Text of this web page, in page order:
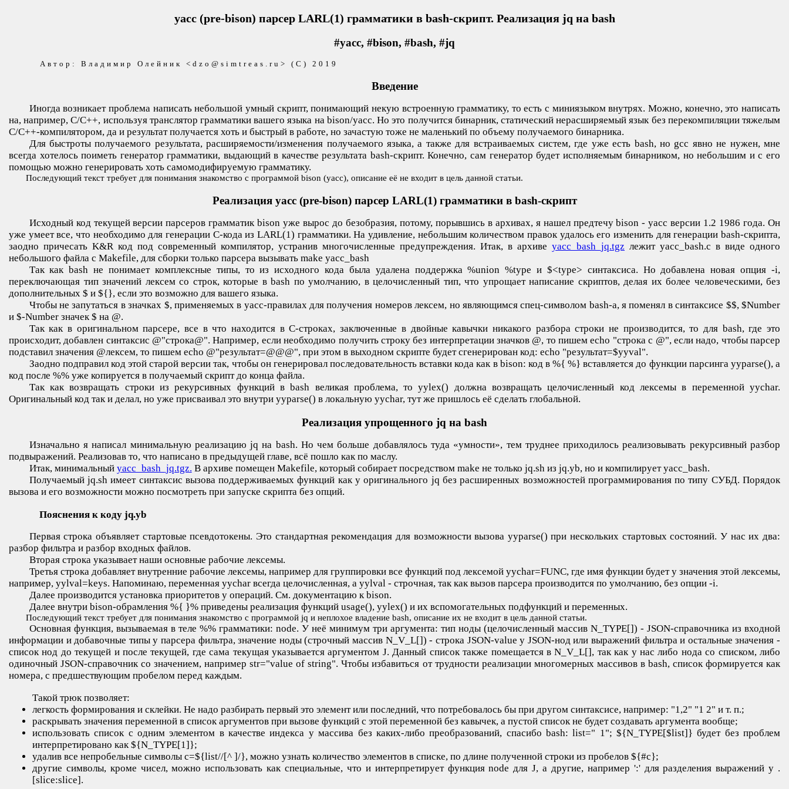
yacc (pre-bison) парсер LARL(1) грамматики в bash-скрипт. Реализация jq на bash
#yacc, #bison, #bash, #jq
Автор: Владимир Олейник <dzo@simtreas.ru> (C) 2019
Введение
Иногда возникает проблема написать небольшой умный скрипт, понимающий некую встроенную грамматику, то есть с миниязыком внутрях. Можно, конечно, это написать
на, например, C/C++, используя транслятор грамматики вашего языка на bison/yacc. Но это получится бинарник, статический нерасширяемый язык без перекомпиляции тяжелым
C/C++-компилятором, да и результат получается хоть и быстрый в работе, но зачастую тоже не маленький по объему получаемого бинарника.
Для быстроты получаемого результата, расширяемости/изменения получаемого языка, а также для встраиваемых систем, где уже есть bash, но gcc явно не нужен, мне
всегда хотелось поиметь генератор грамматики, выдающий в качестве результата bash-скрипт. Конечно, сам генератор будет исполняемым бинарником, но небольшим и с его
помощью можно генерировать хоть самомодифируемую грамматику.
Последующий текст требует для понимания знакомство с программой bison (yacc), описание её не входит в цель данной статьи.
Реализация yacc (pre-bison) парсер LARL(1) грамматики в bash-скрипт
Исходный код текущей версии парсеров грамматик bison уже вырос до безобразия, потому, порывшись в архивах, я нашел предтечу bison - yacc версии 1.2 1986 года. Он
уже умеет все, что необходимо для генерации C-кода из LARL(1) грамматики. На удивление, небольшим количеством правок удалось его изменить для генерации bash-скрипта,
заодно причесать K&R код под современный компилятор, устранив многочисленные предупреждения. Итак, в архиве yacc_bash_jq.tgz лежит yacc_bash.c в виде одного
небольшого файла с Makefile, для сборки только парсера вызывать make yacc_bash
Так как bash не понимает комплексные типы, то из исходного кода была удалена поддержка %union %type и $<type> синтаксиса. Но добавлена новая опция -i,
переключающая тип значений лексем со строк, которые в bash по умолчанию, в целочисленный тип, что упрощает написание скриптов, делая их более человеческими, без
дополнительных $ и ${}, если это возможно для вашего языка.
Чтобы не запутаться в значках $, применяемых в yacc-правилах для получения номеров лексем, но являющимся спец-символом bash-а, я поменял в синтаксисе $$, $Number
и $-Number значек $ на @.
Так как в оригинальном парсере, все в что находится в C-строках, заключенные в двойные кавычки никакого разбора строки не производится, то для bash, где это
происходит, добавлен синтаксис @"строка@". Например, если необходимо получить строку без интерпретации значков @, то пишем echo "строка с @", если надо, чтобы парсер
подставил значения @лексем, то пишем echo @"результат=@@@", при этом в выходном скрипте будет сгенерирован код: echo "результат=$yyval".
Заодно подправил код этой старой версии так, чтобы он генерировал последовательность вставки кода как в bison: код в %{ %} вставляется до функции парсинга yyparse(), а
код после %% уже копируется в получаемый скрипт до конца файла.
Так как возвращать строки из рекурсивных функций в bash великая проблема, то yylex() должна возвращать целочисленный код лексемы в переменной yychar.
Оригинальный код так и делал, но уже присваивал это внутри yyparse() в локальную yychar, тут же пришлось её сделать глобальной.
Реализация упрощенного jq на bash
Изначально я написал минимальную реализацию jq на bash. Но чем больше добавлялось туда «умности», тем труднее приходилось реализовывать рекурсивный разбор
подвыражений. Реализовав то, что написано в предыдущей главе, всё пошло как по маслу.
Итак, минимальный yacc_bash_jq.tgz. В архиве помещен Makefile, который собирает посредством make не только jq.sh из jq.yb, но и компилирует yacc_bash.
Получаемый jq.sh имеет синтаксис вызова поддерживаемых функций как у оригинального jq без расширенных возможностей программирования по типу СУБД. Порядок
вызова и его возможности можно посмотреть при запуске скрипта без опций.
Пояснения к коду jq.yb
Первая строка объявляет стартовые псевдотокены. Это стандартная рекомендация для возможности вызова yyparse() при нескольких стартовых состояний. У нас их два:
разбор фильтра и разбор входных файлов.
Вторая строка указывает наши основные рабочие лексемы.
Третья строка добавляет внутренние рабочие лексемы, например для группировки все функций под лексемой yychar=FUNC, где имя функции будет у значения этой лексемы,
например, yylval=keys. Напоминаю, переменная yychar всегда целочисленная, а yylval - строчная, так как вызов парсера производится по умолчанию, без опции -i.
Далее производится установка приоритетов у операций. См. документацию к bison.
Далее внутри bison-обрамления %{ }% приведены реализация функций usage(), yylex() и их вспомогательных подфункций и переменных.
Последующий текст требует для понимания знакомство с программой jq и неплохое владение bash, описание их не входит в цель данной статьи.
Основная функция, вызываемая в теле %% грамматики: node. У неё минимум три аргумента: тип ноды (целочисленный массив N_TYPE[]) - JSON-справочника из входной
информации и добавочные типы у парсера фильтра, значение ноды (строчный массив N_V_L[]) - строка JSON-value у JSON-нод или выражений фильтра и остальные значения -
список нод до текущей и после текущей, где сама текущая указывается аргументом J. Данный список также помещается в N_V_L[], так как у нас либо нода со списком, либо
одиночный JSON-справочник cо значением, например str="value of string". Чтобы избавиться от трудности реализации многомерных массивов в bash, список формируется как
номера, с предшествующим пробелом перед каждым.
Такой трюк позволяет:
легкость формирования и склейки. Не надо разбирать первый это элемент или последний, что потребовалось бы при другом синтаксисе, например: "1,2" "1 2" и т. п.;
раскрывать значения переменной в список аргументов при вызове функций с этой переменной без кавычек, а пустой список не будет создавать аргумента вообще;
использовать список с одним элементом в качестве индекса у массива без каких-либо преобразований, спасибо bash: list=" 1"; ${N_TYPE[$list]} будет без проблем
интерпретировано как ${N_TYPE[1]};
удалив все непробельные символы c=${list//[^ ]/}, можно узнать количество элементов в списке, по длине полученной строки из пробелов ${#c};
другие символы, кроме чисел, можно использовать как специальные, что и интерпретирует функция node для J, а другие, например ':' для разделения выражений у .
[slice:slice].